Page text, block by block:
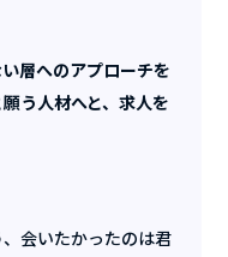
層へのアプローチを
う人材へと、求人を
、会いたかったのは君